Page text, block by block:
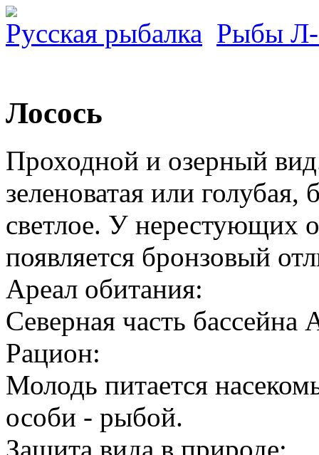
Русская рыбалка Рыбы
Лосось
Проходной и озерный
зеленоватая или
светлое. У нерестующих
появляется бронзовый
Ареал обитания:
Северная часть бассейна
Рацион:
Молодь питается
особи - рыбой.
Защита вида в природе: